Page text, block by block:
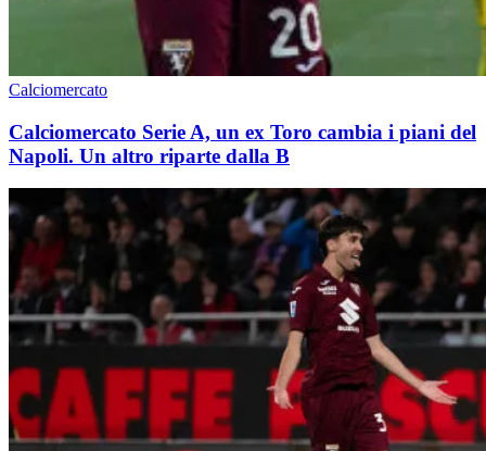
Calciomercato
Calciomercato Serie A, un ex Toro cambia i piani del
Napoli. Un altro riparte dalla B